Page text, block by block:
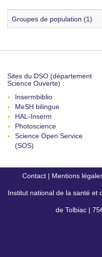
Groupes de population (1)
Sites du DSO (département
Science Ouverte) :
Insermbiblio
MeSH bilingue
HAL-Inserm
Photoscience
Science Open Service
(SOS)
Contact | Mentions
Institut national de la santé et
de Tolbiac |